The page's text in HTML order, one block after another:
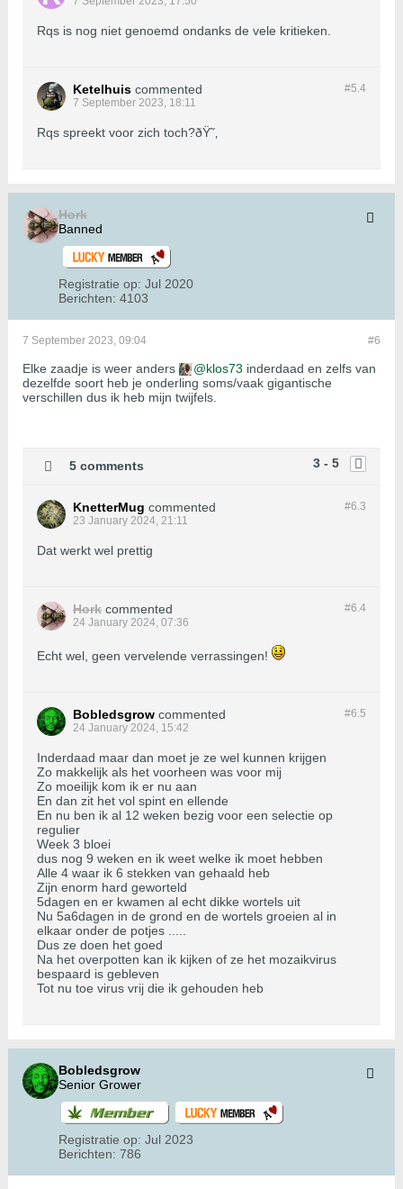
Rqs is nog niet genoemd ondanks de vele kritieken.
#5.4
Ketelhuis commented
7 September 2023, 18:11
Rqs spreekt voor zich toch?ðŸ˜‚
Hork
Banned
Registratie op: Jul 2020
Berichten: 4103
#6
7 September 2023, 09:04
Elke zaadje is weer anders klos73 inderdaad en zelfs van
dezelfde soort heb je onderling soms/vaak gigantische
verschillen dus ik heb mijn twijfels.
3 - 5
5 comments
#6.3
KnetterMug commented
23 January 2024, 21:11
Dat werkt wel prettig
#6.4
Hork commented
24 January 2024, 07:36
Echt wel, geen vervelende verrassingen!
#6.5
Bobledsgrow commented
24 January 2024, 15:42
Inderdaad maar dan moet je ze wel kunnen krijgen
Zo makkelijk als het voorheen was voor mij
Zo moeilijk kom ik er nu aan
En dan zit het vol spint en ellende
En nu ben ik al 12 weken bezig voor een selectie op
regulier
Week 3 bloei
dus nog 9 weken en ik weet welke ik moet hebben
Alle 4 waar ik 6 stekken van gehaald heb
Zijn enorm hard geworteld
5dagen en er kwamen al echt dikke wortels uit
Nu 5a6dagen in de grond en de wortels groeien al in
elkaar onder de potjes .....
Dus ze doen het goed
Na het overpotten kan ik kijken of ze het mozaikvirus
bespaard is gebleven
Tot nu toe virus vrij die ik gehouden heb
Bobledsgrow
Senior Grower
Registratie op: Jul 2023
Berichten: 786